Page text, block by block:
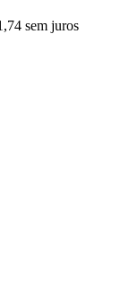
sem juros